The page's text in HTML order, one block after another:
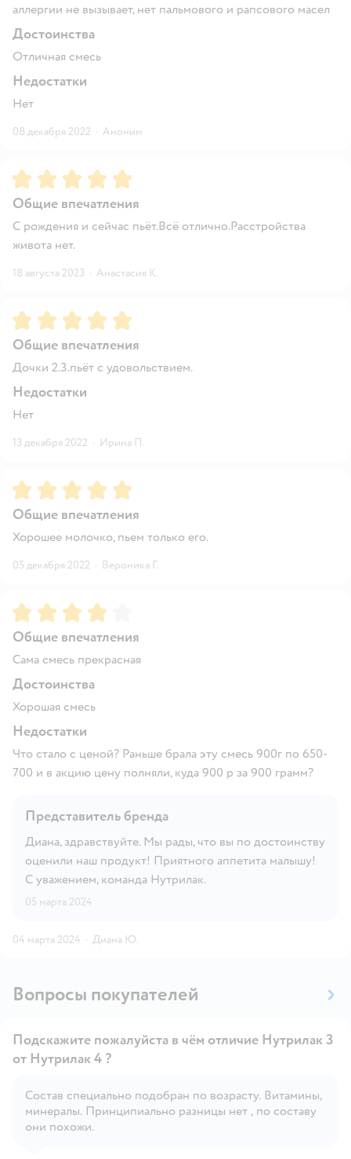
аллергии не вызывает, нет пальмового и рапсового масел
Достоинства
Отличная смесь
Недостатки
Нет
08 декабря 2022 · Аноним
Рейтинг:5
Общие впечатления
С рождения и сейчас пьёт.Всё отлично.Расстройства
живота нет.
18 августа 2023 · Анастасия К.
Рейтинг:5
Общие впечатления
Дочки 2.3.пьёт с удовольствием.
Недостатки
Нет
13 декабря 2022 · Ирина П.
Рейтинг:5
Общие впечатления
Хорошее молочко, пьем только его.
05 декабря 2022 · Вероника Г.
Рейтинг:4
Общие впечатления
Сама смесь прекрасная
Достоинства
Хорошая смесь
Недостатки
Что стало с ценой? Раньше брала эту смесь 900г по 650-
700 и в акцию цену полняли, куда 900 р за 900 грамм?
Представитель бренда
Диана, здравствуйте. Мы рады, что вы по достоинству
оценили наш продукт! Приятного аппетита малышу!
С уважением, команда Нутрилак.
05 марта 2024
04 марта 2024 · Диана Ю.
Вопросы покупателей
Открыть вопрос
Подскажите пожалуйста в чём отличие Нутрилак 3
от Нутрилак 4 ?
Состав специально подобран по возрасту. Витамины,
минералы. Принципиально разницы нет , по составу
они похожи.